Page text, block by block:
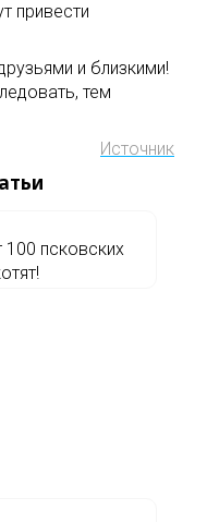
привести
и близкими!
тем
Источник
100 псковских